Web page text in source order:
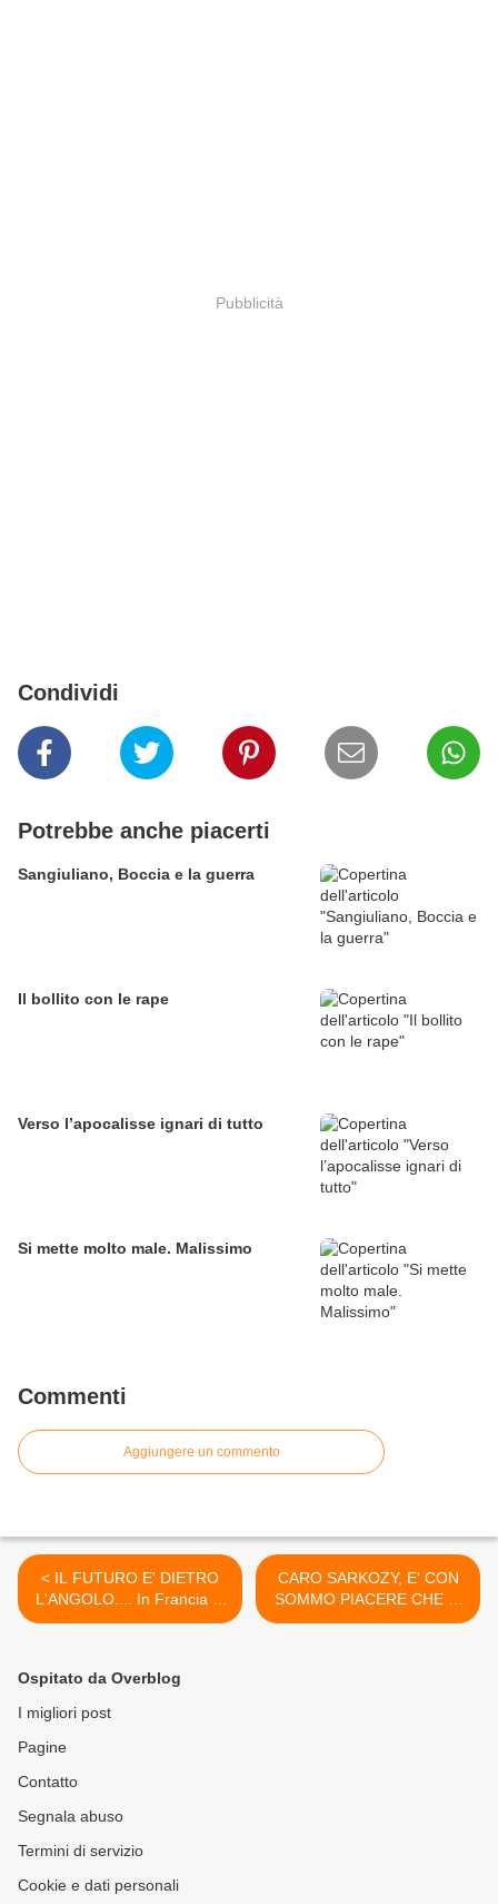
Pubblicità
Condividi
Potrebbe anche piacerti
Sangiuliano, Boccia e la guerra
Il bollito con le rape
Verso l’apocalisse ignari di tutto
Si mette molto male. Malissimo
Commenti
Aggiungere un commento
< IL FUTURO E' DIETRO
L'ANGOLO.... In Francia le
nuove generazioni, nate dai
CARO SARKOZY, E' CON
SOMMO PIACERE CHE TI
DICIAMO....RIDI SU STO'
Ospitato da Overblog
I migliori post
Pagine
Contatto
Segnala abuso
Termini di servizio
Cookie e dati personali